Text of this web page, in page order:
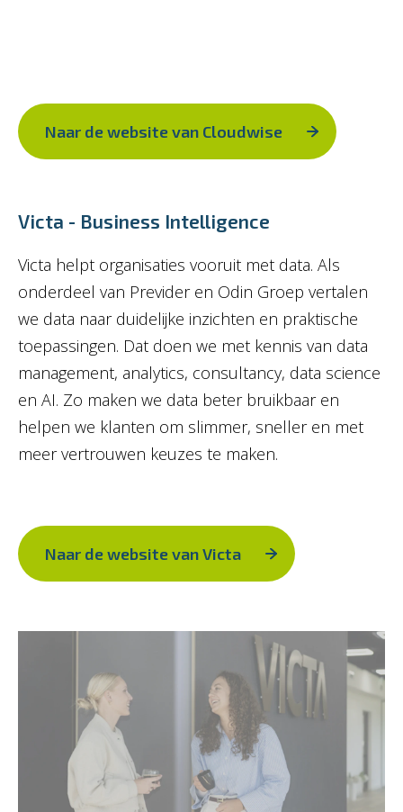
Naar de website van Cloudwise
Victa - Business Intelligence
Victa helpt organisaties vooruit met data. Als
onderdeel van Previder en Odin Groep vertalen
we data naar duidelijke inzichten en praktische
toepassingen. Dat doen we met kennis van data
management, analytics, consultancy, data science
en AI. Zo maken we data beter bruikbaar en
helpen we klanten om slimmer, sneller en met
meer vertrouwen keuzes te maken.
Naar de website van Victa